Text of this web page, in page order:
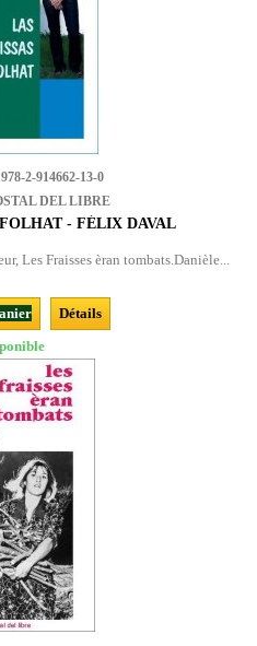
978-2-914662-13-0
DEL LIBRE
- FÉLIX DAVAL
Les Fraisses èran tombats.Danièle...
Détails